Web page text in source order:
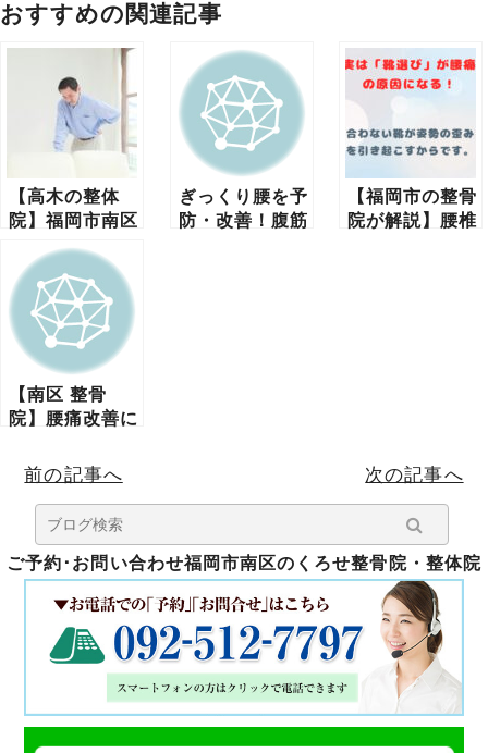
おすすめの関連記事
【高木の整体
院】福岡市南区
塩原のくろせ整
体院
ぎっくり腰を予
防・改善！腹筋
【福岡市の整骨
院が解説】腰椎
【南区 整骨
院】腰痛改善に
的！軽い掃除で
血流を促進する
理由
前の記事へ 次の記事へ
ご予約･お問い合わせ福岡市南区のくろせ整骨院・整体院